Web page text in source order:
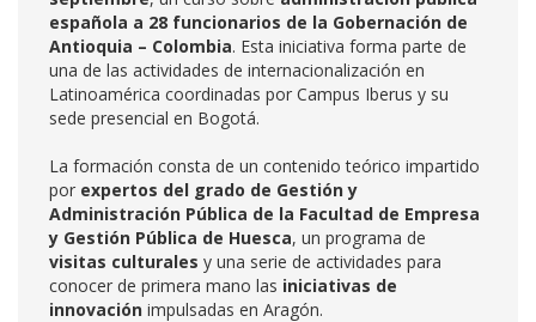
española a 28 funcionarios de la Gobernación de
Antioquia – Colombia. Esta iniciativa forma parte de
una de las actividades de internacionalización en
Latinoamérica coordinadas por Campus Iberus y su
sede presencial en Bogotá.
La formación consta de un contenido teórico impartido
por expertos del grado de Gestión y
Administración Pública de la Facultad de Empresa
y Gestión Pública de Huesca, un programa de
visitas culturales y una serie de actividades para
conocer de primera mano las iniciativas de
innovación impulsadas en Aragón.